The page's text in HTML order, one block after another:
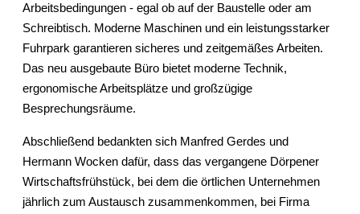
Arbeitsbedingungen - egal ob auf der Baustelle oder am
Schreibtisch. Moderne Maschinen und ein leistungsstarker
Fuhrpark garantieren sicheres und zeitgemäßes Arbeiten.
Das neu ausgebaute Büro bietet moderne Technik,
ergonomische Arbeitsplätze und großzügige
Besprechungsräume.
Abschließend bedankten sich Manfred Gerdes und
Hermann Wocken dafür, dass das vergangene Dörpener
Wirtschaftsfrühstück, bei dem die örtlichen Unternehmen
jährlich zum Austausch zusammenkommen, bei Firma